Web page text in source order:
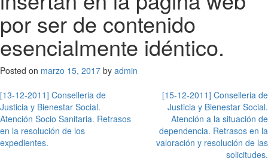
por ser de contenido
esencialmente idéntico.
Posted on marzo 15, 2017 by admin
Navegación
de
entradas
[13-12-2011] Conselleria de
Justicia y Bienestar Social.
Atención Socio Sanitaria. Retrasos
en la resolución de los
expedientes.
[15-12-2011] Conselleria de
Justicia y Bienestar Social.
Atención a la situación de
dependencia. Retrasos en la
valoración y resolución de las
solicitudes.